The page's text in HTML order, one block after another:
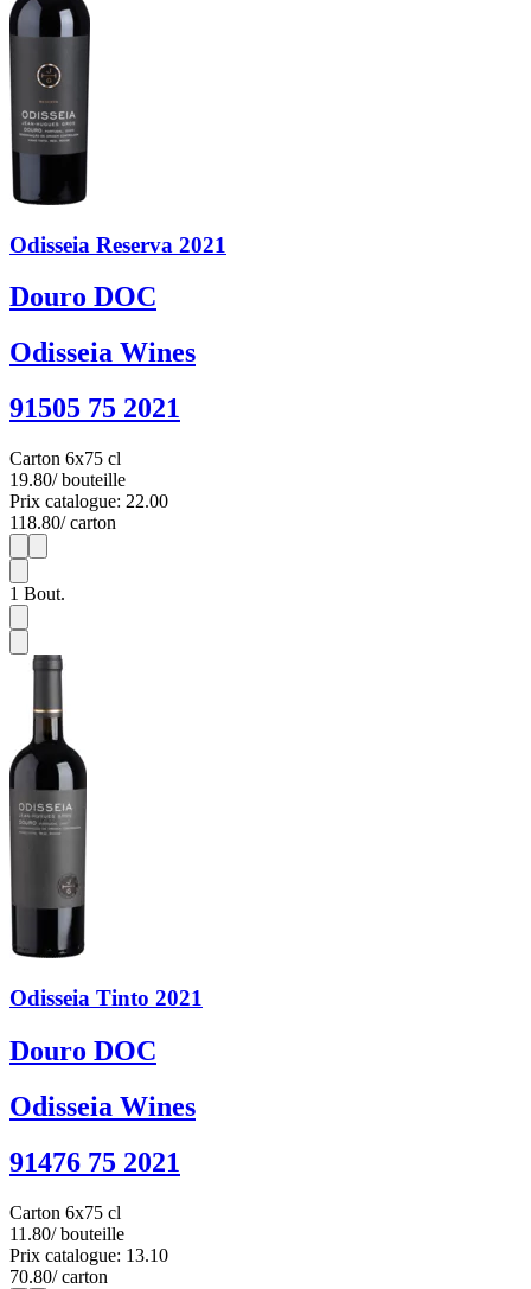
Odisseia Reserva 2021
Douro DOC
Odisseia Wines
91505 75 2021
Carton 6x75 cl
19.80/ bouteille
Prix catalogue: 22.00
118.80/ carton
1
1 Bout.
Odisseia Tinto 2021
Douro DOC
Odisseia Wines
91476 75 2021
Carton 6x75 cl
11.80/ bouteille
Prix catalogue: 13.10
70.80/ carton